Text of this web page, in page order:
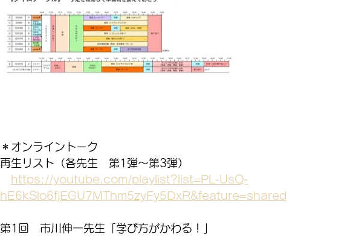
＊オンライントーク
再生リスト（各先生　第1弾～第3弾）
https://youtube.com/playlist?list=PL-UsQ-
hE6kSlo6fjEGU7MThm5zyFy5DxR&feature=shared
第1回　市川伸一先生「学び方がかわる！」